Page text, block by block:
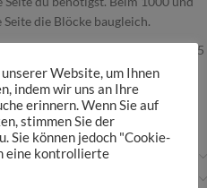
die Blöcke baugleich.
Schlauchdurchmesser (19/25
unterschiedlich gebaute IN und
Website, um Ihnen
indem wir uns an Ihre
erinnern. Wenn Sie auf
stimmen Sie der
Sie können jedoch "Cookie-
eine kontrollierte